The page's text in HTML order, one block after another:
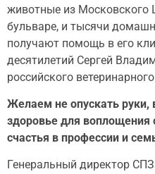
животные из Московского
бульваре, и тысячи
получают помощь в его
десятилетий Сергей
российского
Желаем не опускать руки,
здоровье для
счастья в профессии и
Генеральный директор